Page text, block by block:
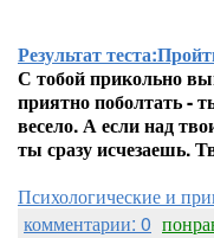
Результат теста:
С тобой прикольно
приятно поболтать -
весело. А если над
ты сразу исчезаешь.
Психологические и
комментарии: 0